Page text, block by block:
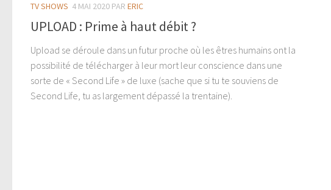
TV SHOWS 4 MAI 2020 PAR ERIC
UPLOAD : Prime à haut débit ?
Upload se déroule dans un futur proche où les êtres humains ont la
possibilité de télécharger à leur mort leur conscience dans une
sorte de « Second Life » de luxe (sache que si tu te souviens de
Second Life, tu as largement dépassé la trentaine).